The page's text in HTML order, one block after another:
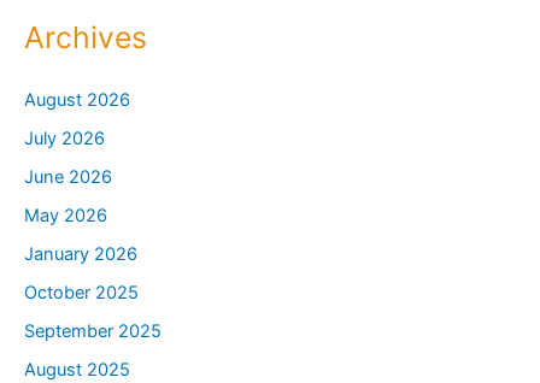
Archives
August 2026
July 2026
June 2026
May 2026
January 2026
October 2025
September 2025
August 2025